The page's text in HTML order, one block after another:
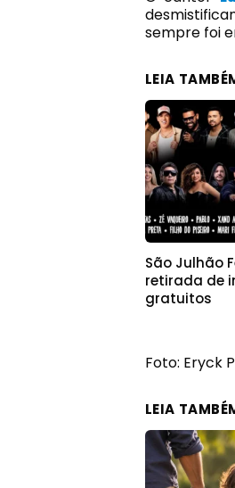
sempre foi
LEIA
São Julhão
retirada de
gratuitos
Foto: Eryck
LEIA